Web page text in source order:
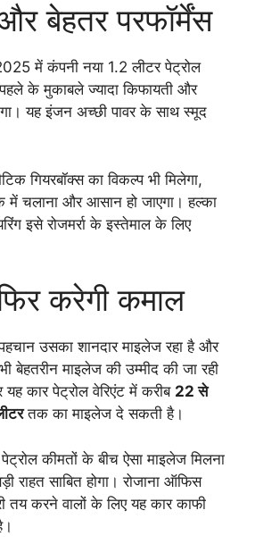
बेहतर परफॉर्मेंस
में कंपनी नया 1.2 लीटर पेट्रोल
के मुकाबले ज्यादा किफायती और
यह इंजन अच्छी पावर के साथ स्मूद
गियरबॉक्स का विकल्प भी मिलेगा,
चलाना और आसान हो जाएगा। हल्का
इसे रोजमर्रा के इस्तेमाल के लिए
करेगी कमाल
उसका शानदार माइलेज रहा है और
माइलेज की उम्मीद की जा रही
यह कार पेट्रोल वेरिएंट में करीब 22 से
तक का माइलेज दे सकती है।
कीमतों के बीच ऐसा माइलेज मिलना
राहत साबित होगा। रोजाना ऑफिस
तय करने वालों के लिए यह कार काफी